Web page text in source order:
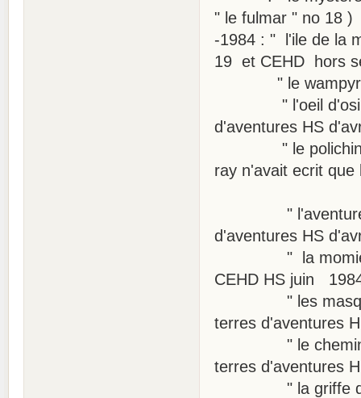
" le fulmar " no 18 )
-1984 : " l'ile de la
19 et CEHD hors
" le wampyre
" l'oeil d'osiris "
d'aventures HS
" le polichinelle
ray n'avait ecrit
" l'aventure
d'aventures HS
" la momie des
CEHD HS juin
" les masques
terres d'aventures
" le chemin du
terres d'aventures
" la griffe dans